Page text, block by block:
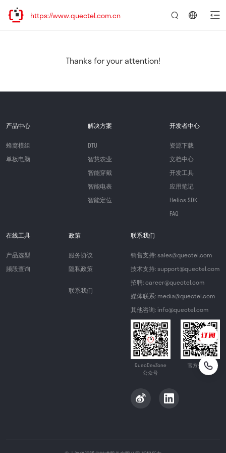
新址：https://www.quectel.com.cn
Thanks for your attention!
产品中心
蜂窝模组
单板电脑
解决方案
DTU
智慧农业
智能穿戴
智能电表
智能定位
开发者中心
资源下载
文档中心
开发工具
应用笔记
Helios SDK
FAQ
在线工具
产品选型
频段查询
政策
服务协议
隐私政策
联系我们
联系我们
销售支持: sales@quectel.com
技术支持: support@quectel.com
招聘: career@quectel.com
媒体联系: media@quectel.com
其他咨询: info@quectel.com
QuecDevZone
公众号
官方公众号